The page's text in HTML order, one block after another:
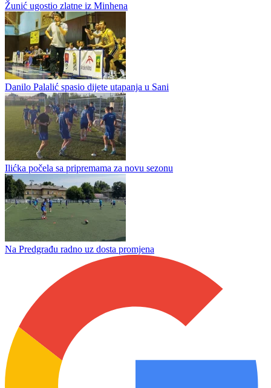
Žunić ugostio zlatne iz Minhena
Danilo Palalić spasio dijete utapanja u Sani
Ilićka počela sa pripremama za novu sezonu
Na Predgrađu radno uz dosta promjena